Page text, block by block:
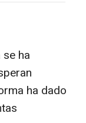
ha
ha dado